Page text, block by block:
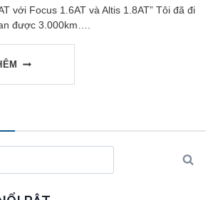
với Focus 1.6AT và Altis 1.8AT” Tôi đã đi
được 3.000km….
MAZDA